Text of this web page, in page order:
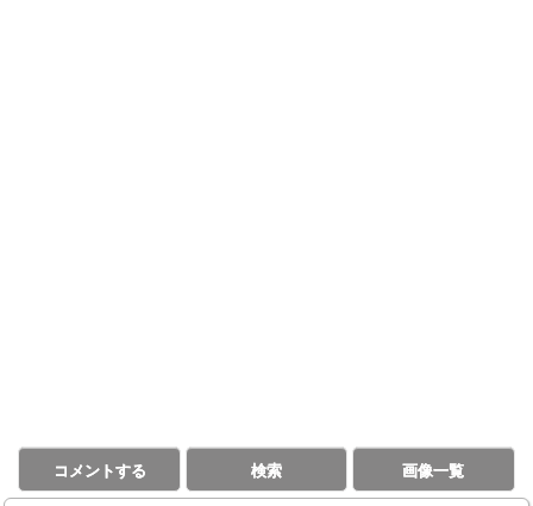
コメントする 検索 画像一覧